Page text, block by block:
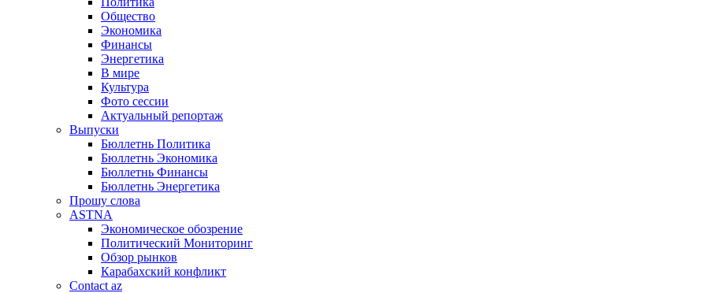
Общество
Экономика
Финансы
Энергетика
В мире
Культура
Фото сессии
Актуальный репортаж
Выпуски
Бюллетнь Политика
Бюллетнь Экономика
Бюллетнь Финансы
Бюллетнь Энергетика
Прошу слова
ASTNA
Экономическое обозрение
Политический Мониторинг
Обзор рынков
Карабахский конфликт
Contact az